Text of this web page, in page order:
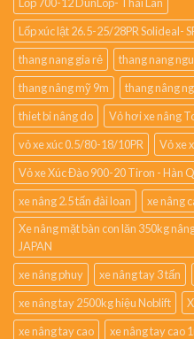
Lốp xúc lật 26.5-25/28PR Solideal-
thang nang gia rẻ
thang nang
thang nâng mỹ 9m
thang nâng
thiet bi nâng do
Vỏ hơi xe nâng
vỏ xe xúc 0.5/80-18/10PR
Vỏ xe
Vỏ xe Xúc Đào 900-20 Tiron - Hàn
xe nâng 2.5 tấn đài loan
xe nâng
Xe nâng mặt bàn con lăn 350kg
JAPAN
xe nâng phuy
xe nâng tay 3 tấn
xe nâng tay 2500kg hiệu Noblift
xe nâng tay cao
xe nâng tay cao